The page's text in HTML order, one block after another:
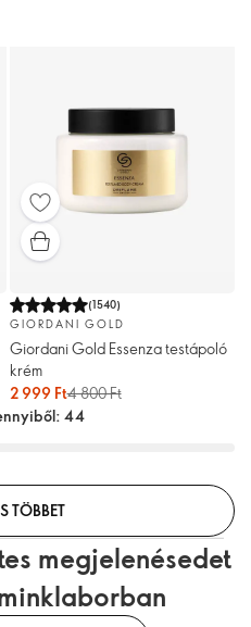
(1540)
GIORDANI GOLD
Giordani Gold Essenza testápoló
krém
2 999 Ft4 800 Ft
44
TÖBBET
megjelenésedet